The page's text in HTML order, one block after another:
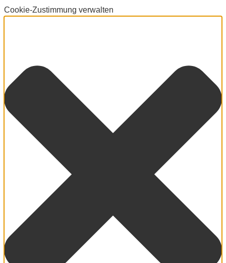
Cookie-Zustimmung verwalten